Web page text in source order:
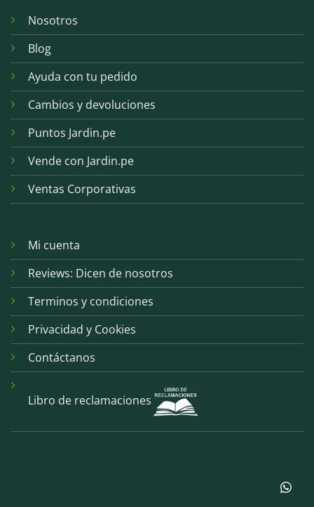
Nosotros
Blog
Ayuda con tu pedido
Cambios y devoluciones
Puntos Jardin.pe
Vende con Jardin.pe
Ventas Corporativas
Mi cuenta
Reviews: Dicen de nosotros
Terminos y condiciones
Privacidad y Cookies
Contáctanos
Libro de reclamaciones